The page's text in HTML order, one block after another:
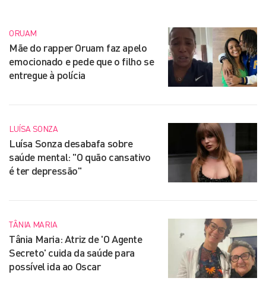
ORUAM
Mãe do rapper Oruam faz apelo
emocionado e pede que o filho se
entregue à polícia
LUÍSA SONZA
Luísa Sonza desabafa sobre
saúde mental: "O quão cansativo
é ter depressão"
TÂNIA MARIA
Tânia Maria: Atriz de 'O Agente
Secreto' cuida da saúde para
possível ida ao Oscar